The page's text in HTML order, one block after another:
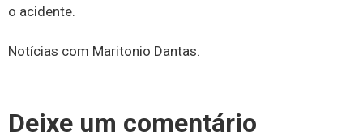
o acidente.
Notícias com Maritonio Dantas.
Deixe um comentário